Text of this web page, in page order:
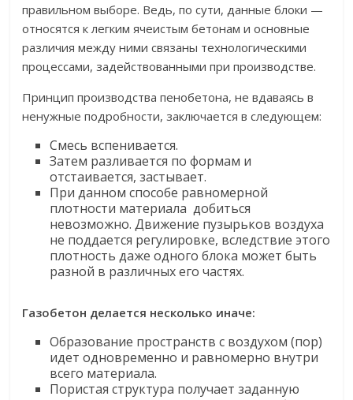
правильном выборе. Ведь, по сути, данные блоки —
относятся к легким ячеистым бетонам и основные
различия между ними связаны технологическими
процессами, задействованными при производстве.
Принцип производства пенобетона, не вдаваясь в
ненужные подробности, заключается в следующем:
Смесь вспенивается.
Затем разливается по формам и
отстаивается, застывает.
При данном способе равномерной
плотности материала добиться
невозможно. Движение пузырьков воздуха
не поддается регулировке, вследствие этого
плотность даже одного блока может быть
разной в различных его частях.
Газобетон делается несколько иначе:
Образование пространств с воздухом (пор)
идет одновременно и равномерно внутри
всего материала.
Пористая структура получает заданную